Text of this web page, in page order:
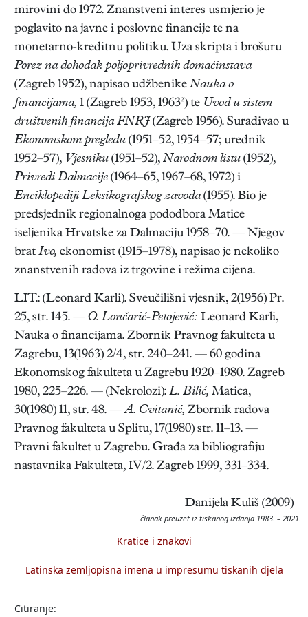
mirovini do 1972. Znanstveni interes usmjerio je
poglavito na javne i poslovne financije te na
monetarno-kreditnu politiku. Uza skripta i brošuru
Porez na dohodak poljoprivrednih domaćinstava
(Zagreb 1952), napisao udžbenike Nauka o
financijama, 1 (Zagreb 1953, 1963²) te Uvod u sistem
društvenih financija FNRJ (Zagreb 1956). Surađivao u
Ekonomskom pregledu (1951–52, 1954–57; urednik
1952–57), Vjesniku (1951–52), Narodnom listu (1952),
Privredi Dalmacije (1964–65, 1967–68, 1972) i
Enciklopediji Leksikografskog zavoda(1955). Bio je
predsjednik regionalnoga pododbora Matice
iseljenika Hrvatske za Dalmaciju 1958–70. — Njegov
brat Ivo, ekonomist (1915–1978), napisao je nekoliko
znanstvenih radova iz trgovine i režima cijena.
LIT.: (Leonard Karli). Sveučilišni vjesnik, 2(1956) Pr.
25, str. 145. — O. Lončarić-Petojević: Leonard Karli,
Nauka o financijama. Zbornik Pravnog fakulteta u
Zagrebu, 13(1963) 2/4, str. 240–241. — 60 godina
Ekonomskog fakulteta u Zagrebu 1920–1980. Zagreb
1980, 225–226. — (Nekrolozi): L. Bilić, Matica,
30(1980) 11, str. 48. —A. Cvitanić, Zbornik radova
Pravnog fakulteta u Splitu, 17(1980) str. 11–13. —
Pravni fakultet u Zagrebu. Građa za bibliografiju
nastavnika Fakulteta, IV/2. Zagreb 1999, 331–334.
Danijela Kuliš (2009)
članak preuzet iz tiskanog izdanja 1983. – 2021.
Kratice i znakovi
Latinska zemljopisna imena u impresumu tiskanih djela
Citiranje: